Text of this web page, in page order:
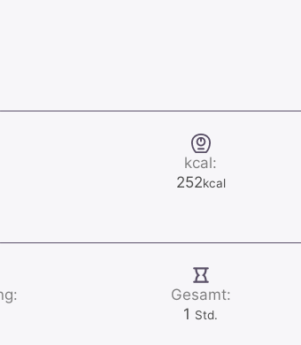
kcal:
252kcal
Gesamt:
1 Stunde
Std.